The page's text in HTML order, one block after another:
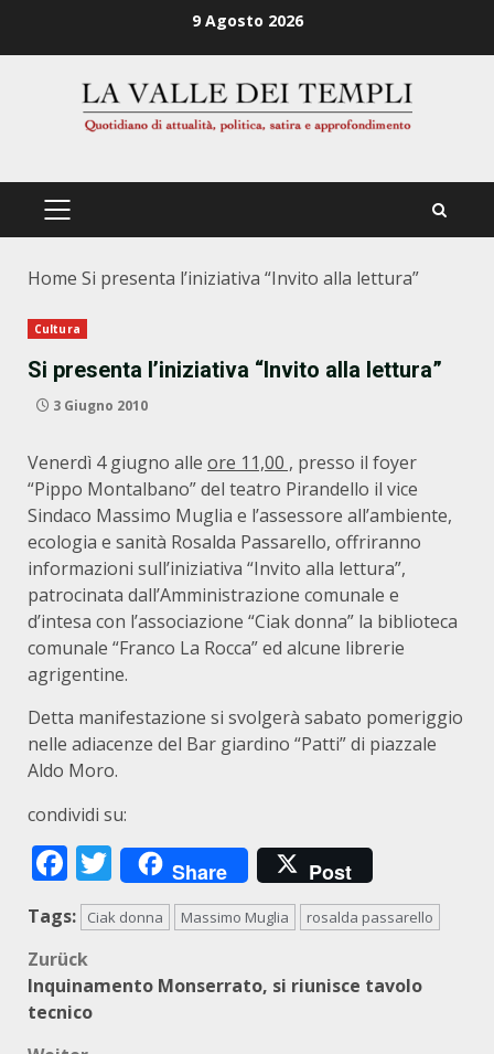
9 Agosto 2026
PRIMÄRES
Home Si presenta l’iniziativa “Invito alla lettura”
Cultura
Si presenta l’iniziativa “Invito alla lettura”
3 Giugno 2010
Venerdì 4 giugno alle ore 11,00 , presso il foyer
“Pippo Montalbano” del teatro Pirandello il vice
Sindaco Massimo Muglia e l’assessore all’ambiente,
ecologia e sanità Rosalda Passarello, offriranno
informazioni sull’iniziativa “Invito alla lettura”,
patrocinata dall’Amministrazione comunale e
d’intesa con l’associazione “Ciak donna” la biblioteca
comunale “Franco La Rocca” ed alcune librerie
agrigentine.
Detta manifestazione si svolgerà sabato pomeriggio
nelle adiacenze del Bar giardino “Patti” di piazzale
Aldo Moro.
condividi su:
Facebook
Twitter
Share Post
Tags: Ciak donna Massimo Muglia rosalda passarello
Beitragsnavigation
Zurück
Inquinamento Monserrato, si riunisce tavolo
tecnico